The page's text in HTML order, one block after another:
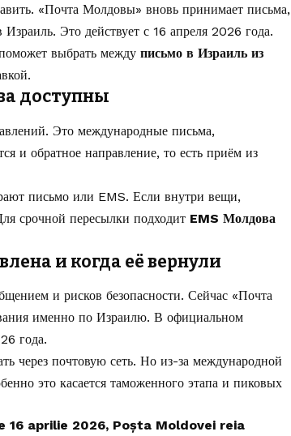
«Почта Молдовы» вновь принимает письма,
Это действует с 16 апреля 2026 года.
выбрать между письмо в Израиль из
доступны
Это международные письма,
и обратное направление, то есть приём из
письмо или EMS. Если внутри вещи,
срочной пересылки подходит EMS Молдова
и когда её вернули
и рисков безопасности. Сейчас «Почта
именно по Израилю. В официальном
года.
через почтовую сеть. Но из-за международной
это касается таможенного этапа и пиковых
aprilie 2026, Poșta Moldovei reia